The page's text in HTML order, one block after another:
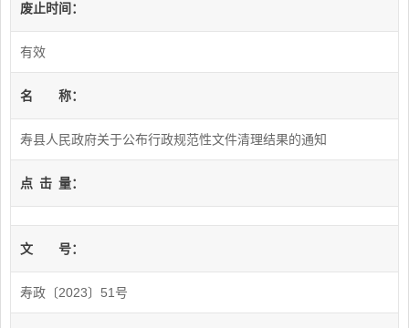
废止时间：
有效
名 称：
寿县人民政府关于公布行政规范性文件清理结果的通知
点 击 量：
文 号：
寿政〔2023〕51号